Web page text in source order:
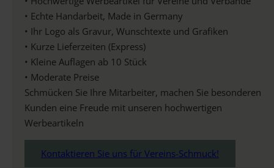
• Echte Handarbeit, Made in Germany
• Ihr Logo als Gravur, Wunschtexte und Grafiken
• Kurze Lieferzeiten (Express)
• Kleine Auflagen ab 10 Stück
• Moderate Preise
Schmücken Sie Ihre Mitarbeiter, machen Sie besonderen
Kunden eine Freude mit unseren hochwertigen
Werbeartikeln
Kontaktieren Sie uns für Vereins-Schmuck!